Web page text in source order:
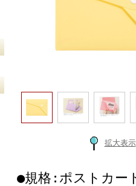
拡大表示
●規格:ポストカー